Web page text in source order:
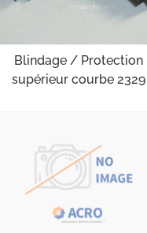
Blindage / Protection
supérieur courbe 2329